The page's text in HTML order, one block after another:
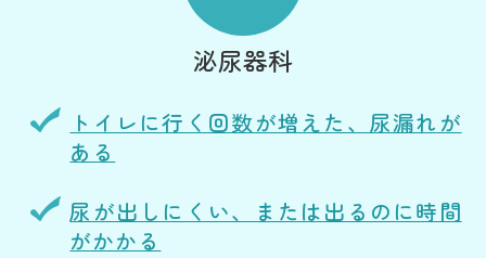
泌尿器科
トイレに行く回数が増えた、尿漏れが
ある
尿が出しにくい、または出るのに時間
がかかる